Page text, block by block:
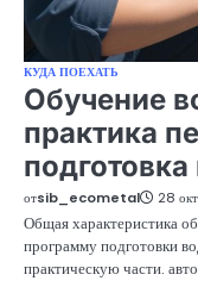
КУДА ПОЕХАТЬ
Обучение
практика
отsib_ecometal 28
Общая характеристика
программу подготовки
практическую части.